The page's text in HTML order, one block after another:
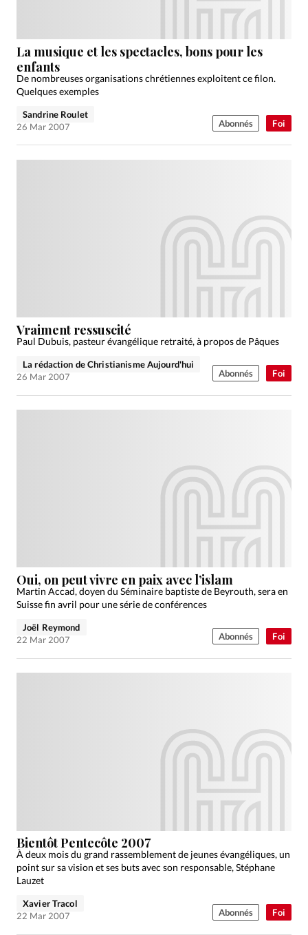
Foi
La musique et les spectacles, bons pour les
enfants
De nombreuses organisations chrétiennes exploitent ce filon.
Quelques exemples
Sandrine Roulet
26 Mar 2007
Abonnés
Foi
Vraiment ressuscité
Paul Dubuis, pasteur évangélique retraité, à propos de Pâques
La rédaction de Christianisme Aujourd'hui
26 Mar 2007
Abonnés
Foi
Oui, on peut vivre en paix avec l’islam
Martin Accad, doyen du Séminaire baptiste de Beyrouth, sera en
Suisse fin avril pour une série de conférences
Joël Reymond
22 Mar 2007
Abonnés
Foi
Bientôt Pentecôte 2007
À deux mois du grand rassemblement de jeunes évangéliques, un
point sur sa vision et ses buts avec son responsable, Stéphane
Lauzet
Xavier Tracol
22 Mar 2007
Abonnés